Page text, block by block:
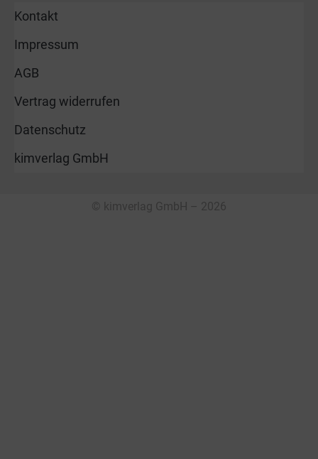
Kontakt
Impressum
AGB
Vertrag widerrufen
Datenschutz
kimverlag GmbH
© kimverlag GmbH – 2026